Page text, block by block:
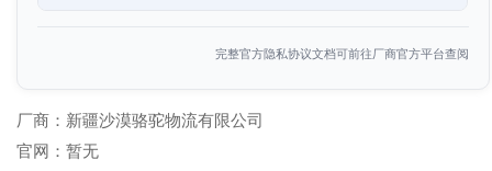
完整官方隐私协议文档可前往厂商官方平台查阅
厂商： 新疆沙漠骆驼物流有限公司
官网： 暂无